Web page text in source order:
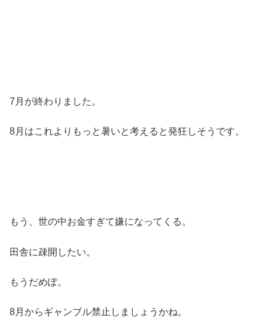
7月が終わりました。
8月はこれよりもっと暑いと考えると発狂しそうです。
もう、世の中お金すぎて嫌になってくる。
田舎に疎開したい。
もうだめぽ。
8月からギャンブル禁止しましょうかね。